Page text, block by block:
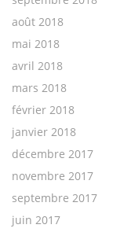
août 2018
mai 2018
avril 2018
mars 2018
février 2018
janvier 2018
décembre 2017
novembre 2017
septembre 2017
juin 2017